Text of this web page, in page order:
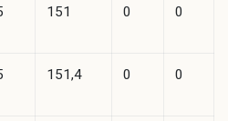
151 0 0
151,4 0 0